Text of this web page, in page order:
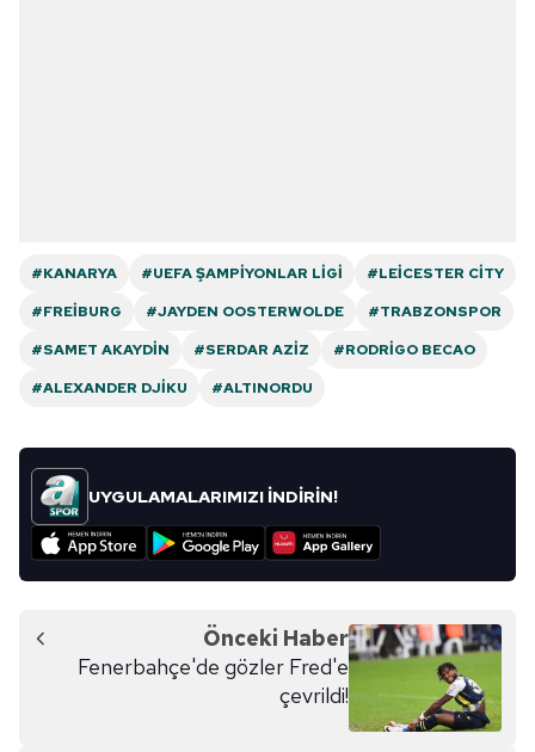
#KANARYA #UEFA ŞAMPIYONLAR LIGI
#LEICESTER CITY
#FREIBURG
#JAYDEN OOSTERWOLDE
#TRABZONSPOR
#SAMET AKAYDIN
#SERDAR AZIZ
#RODRIGO BECAO
#ALEXANDER DJIKU
#ALTINORDU
UYGULAMALARIMIZI İNDİRİN!
Önceki Haber
Fenerbahçe'de gözler Fred'e
çevrildi!